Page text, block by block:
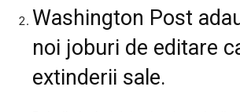
Washington Post
noi joburi de editare
extinderii sale.